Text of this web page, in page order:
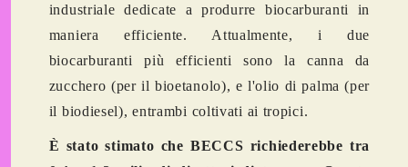
industriale dedicate a produrre biocarburanti in
maniera efficiente. Attualmente, i due
biocarburanti più efficienti sono la canna da
zucchero (per il bioetanolo), e l'olio di palma (per
il biodiesel), entrambi coltivati ​​ai tropici.
È stato stimato che BECCS richiederebbe tra